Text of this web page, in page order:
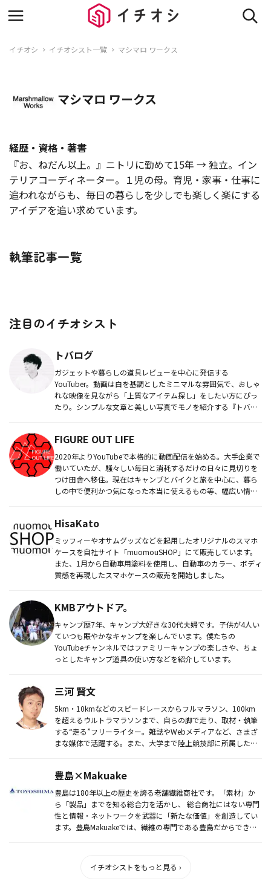
イチオシ イチオシスト一覧 マシマロ ワークス
マシマロ ワークス
経歴・資格・著書
『お、ねだん以上。』ニトリに勤めて15年 → 独立。イン
テリアコーディネーター。１児の母。育児・家事・仕事に
追われながらも、毎日の暮らしを少しでも楽しく楽にする
アイデアを追い求めています。
執筆記事一覧
注目のイチオシスト
トバログ
ガジェットや暮らしの道具レビューを中心に発信する
YouTuber。動画は白を基調としたミニマルな雰囲気で、おしゃ
れな映像を見ながら「上質なアイテム探し」をしたい方にぴっ
たり。シンプルな文章と美しい写真でモノを紹介する『トバロ
FIGURE OUT LIFE
2020年よりYouTubeで本格的に動画配信を始める。大手企業で
働いていたが、騒々しい毎日と消耗するだけの日々に見切りを
つけ田舎へ移住。現在はキャンプとバイクと旅を中心に、暮ら
しの中で便利かつ気になった本当に使えるもの等、幅広い情報
HisaKato
ミッフィーやオサムグッズなどを起用したオリジナルのスマホ
ケースを自社サイト「muomouSHOP」にて販売しています。
また、1月から自動車用塗料を使用し、自動車のカラー、ボディ
質感を再現したスマホケースの販売を開始しました。
KMBアウトドア。
キャンプ歴7年、キャンプ大好きな30代夫婦です。子供が4人い
ていつも賑やかなキャンプを楽しんでいます。僕たちの
YouTubeチャンネルではファミリーキャンプの楽しさや、ちょ
っとしたキャンプ道具の使い方などを紹介しています。
三河 賢文
5km・10kmなどのスピードレースからフルマラソン、100km
を超えるウルトラマラソンまで、自らの脚で走り、取材・執筆
する“走る”フリーライター。雑誌やWebメディアなど、さまざ
まな媒体で活躍する。また、大学まで陸上競技部に所属した経
豊島×Makuake
豊島は180年以上の歴史を誇る老舗繊維商社です。「素材」か
ら「製品」までを知る総合力を活かし、 総合商社にはない専門
性と情報・ネットワークを武器に「新たな価値」を創造してい
ます。豊島Makuakeでは、繊維の専門である豊島だからでき
イチオシストをもっと見る ›